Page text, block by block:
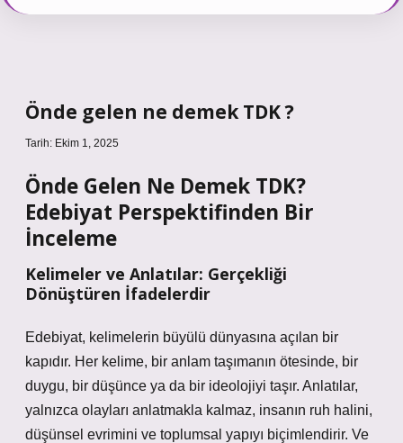
Önde gelen ne demek TDK ?
Tarih: Ekim 1, 2025
Önde Gelen Ne Demek TDK?
Edebiyat Perspektifinden Bir
İnceleme
Kelimeler ve Anlatılar: Gerçekliği
Dönüştüren İfadelerdir
Edebiyat, kelimelerin büyülü dünyasına açılan bir
kapıdır. Her kelime, bir anlam taşımanın ötesinde, bir
duygu, bir düşünce ya da bir ideolojiyi taşır. Anlatılar,
yalnızca olayları anlatmakla kalmaz, insanın ruh halini,
düşünsel evrimini ve toplumsal yapıyı biçimlendirir. Ve